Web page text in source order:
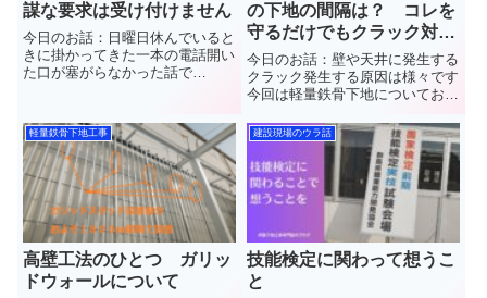
謀な要求は受け付けません
今日のお話：日曜日休んでいると
きに掛かってきた一本の電話開い
た口が塞がらなかった話で
ボード”や”ケイカル板”など【天井
や壁】の内装工事を施工していま
す(株)中島内装の中島と申...
の下地の間隔は？ コレを
守るだけでもクラック対策
になります
今日のお話：壁や天井に発生する
クラック発生する原因は様々です
今回は軽量鉄骨下地についてお話
って意外でしょ 群馬県
館林市で”軽量鉄骨下地工事
(LGS)”と”石こうボード”や”ケイカ
ル板”など【天井や壁】の...
軽量鉄骨下地工事
高壁工法のひとつ ガリッ
ドウォールについて
建設現場のウラ話
技能検定に関わって想うこ
と